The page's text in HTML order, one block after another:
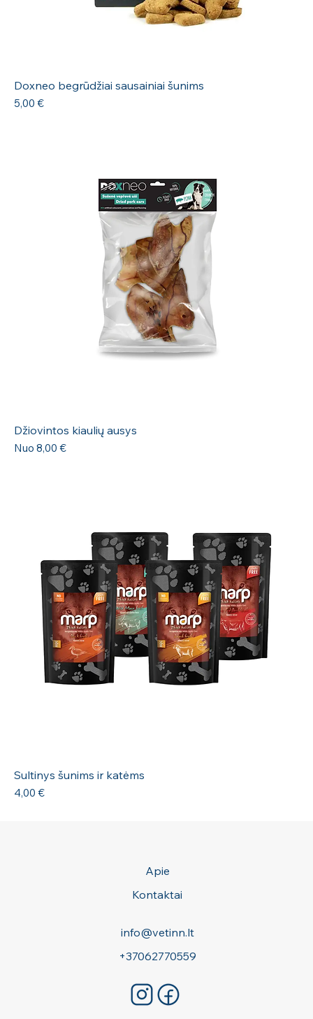
Doxneo begrūdžiai sausainiai šunims
Kaina
5,00 €
Džiovintos kiaulių ausys
Nuo 8,00 €
Pardavimo kaina
Sultinys šunims ir katėms
Kaina
4,00 €
Apie
Kontaktai
info@vetinn.lt
+37062770559